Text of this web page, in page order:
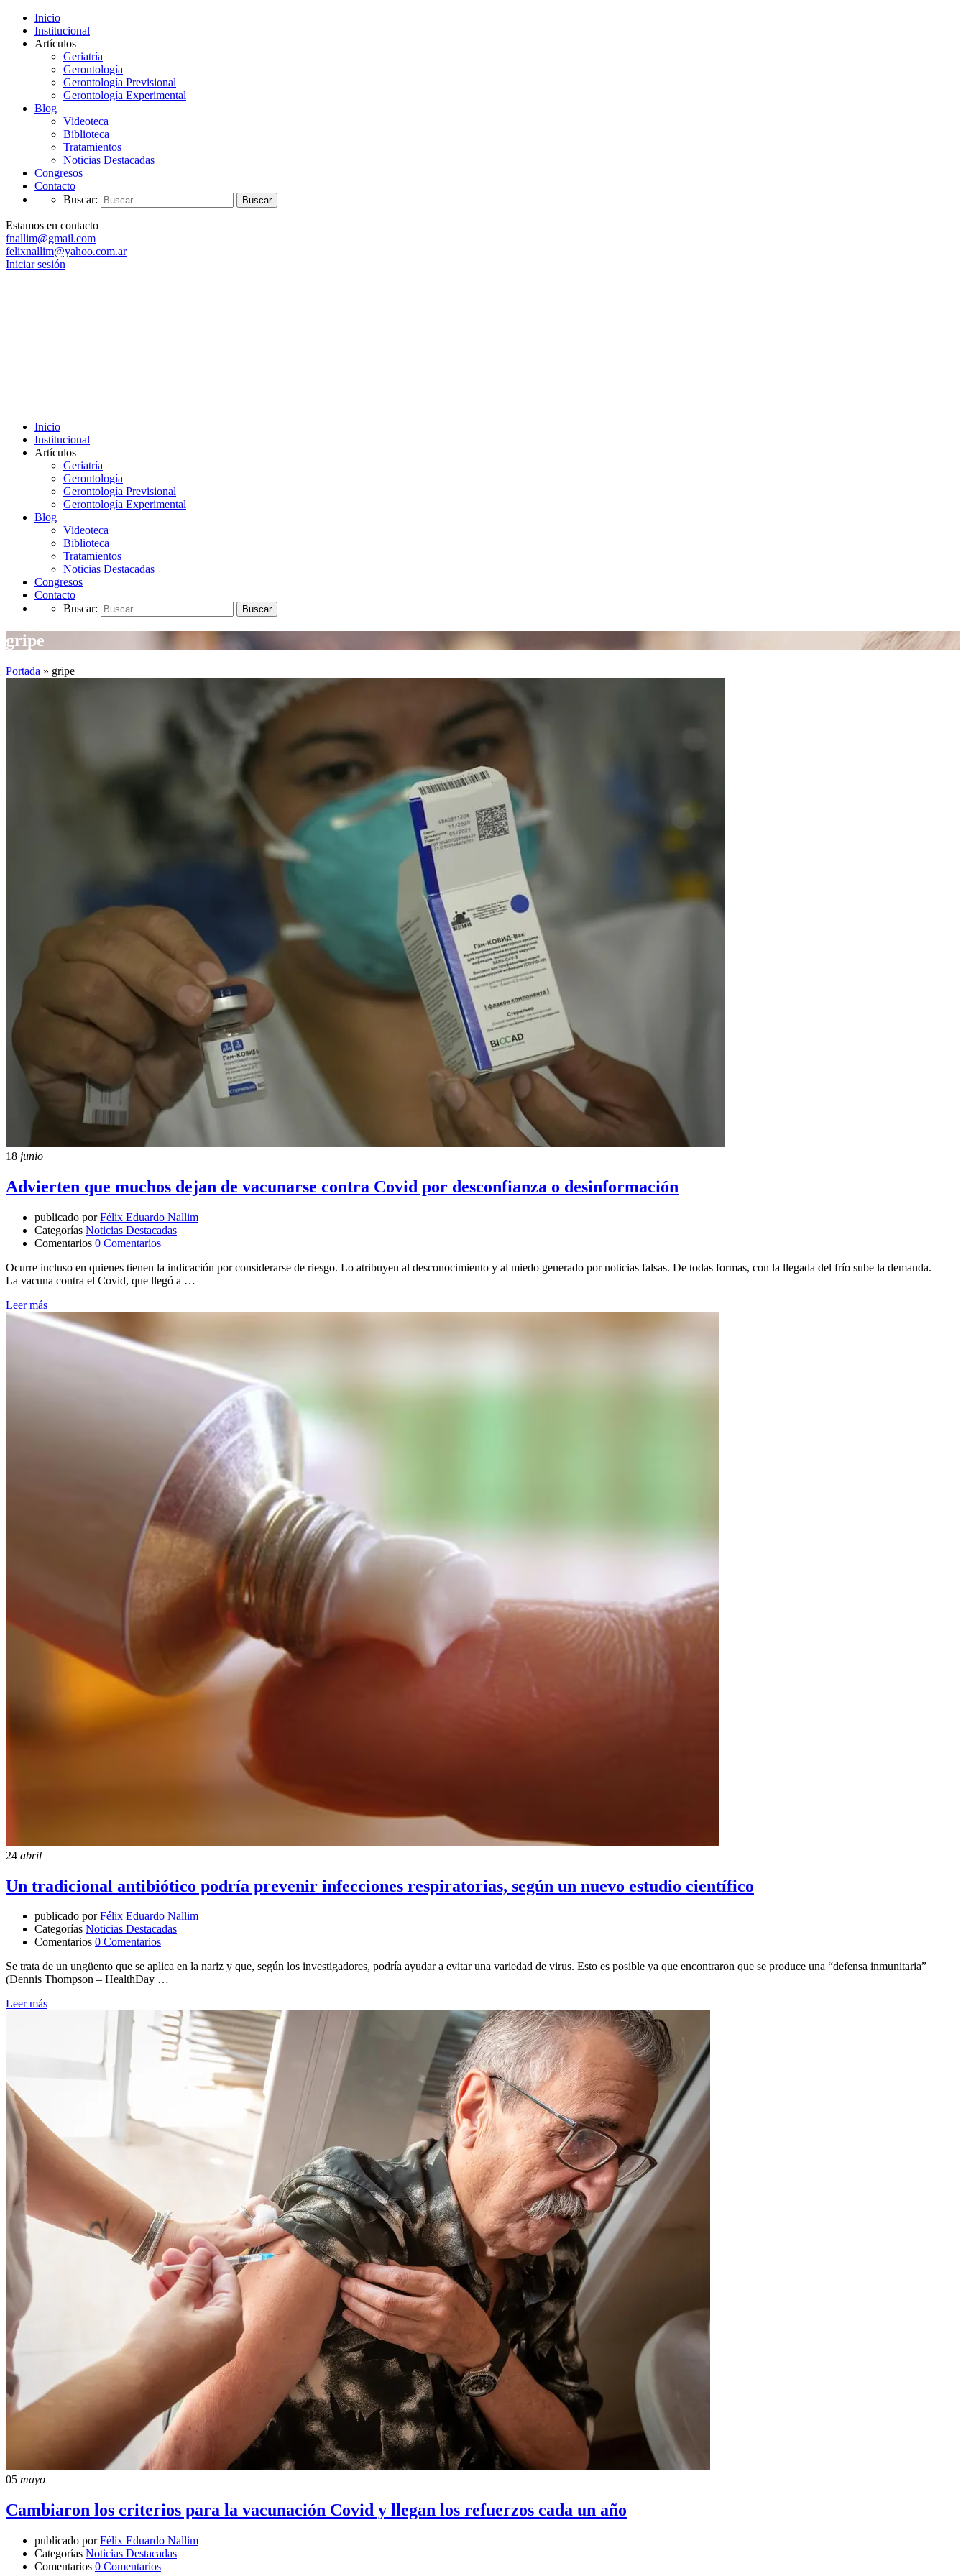
Inicio
Institucional
Artículos
Geriatría
Gerontología
Gerontología Previsional
Gerontología Experimental
Blog
Videoteca
Biblioteca
Tratamientos
Noticias Destacadas
Congresos
Contacto
Buscar:
Estamos en contacto
fnallim@gmail.com
felixnallim@yahoo.com.ar
Iniciar sesión
Inicio
Institucional
Artículos
Geriatría
Gerontología
Gerontología Previsional
Gerontología Experimental
Blog
Videoteca
Biblioteca
Tratamientos
Noticias Destacadas
Congresos
Contacto
Buscar:
gripe
Portada » gripe
18 junio
Advierten que muchos dejan de vacunarse contra Covid por desconfianza o desinformación
publicado por Félix Eduardo Nallim
Categorías Noticias Destacadas
Comentarios 0 Comentarios
Ocurre incluso en quienes tienen la indicación por considerarse de riesgo. Lo atribuyen al desconocimiento y al miedo generado por noticias falsas. De todas formas, con la llegada del frío sube la demanda.
La vacuna contra el Covid, que llegó a …
Leer más
24 abril
Un tradicional antibiótico podría prevenir infecciones respiratorias, según un nuevo estudio científico
publicado por Félix Eduardo Nallim
Categorías Noticias Destacadas
Comentarios 0 Comentarios
Se trata de un ungüento que se aplica en la nariz y que, según los investigadores, podría ayudar a evitar una variedad de virus. Esto es posible ya que encontraron que se produce una “defensa inmunitaria”
(Dennis Thompson – HealthDay …
Leer más
05 mayo
Cambiaron los criterios para la vacunación Covid y llegan los refuerzos cada un año
publicado por Félix Eduardo Nallim
Categorías Noticias Destacadas
Comentarios 0 Comentarios